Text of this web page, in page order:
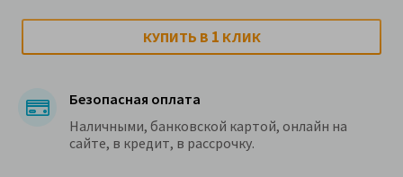
КУПИТЬ В 1 КЛИК
Безопасная оплата
Наличными, банковской картой, онлайн на
сайте, в кредит, в рассрочку.